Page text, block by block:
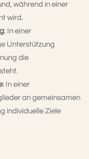
während in einer
wird.
: In einer
Unterstützung
die
: In einer
an gemeinsamen
individuelle Ziele